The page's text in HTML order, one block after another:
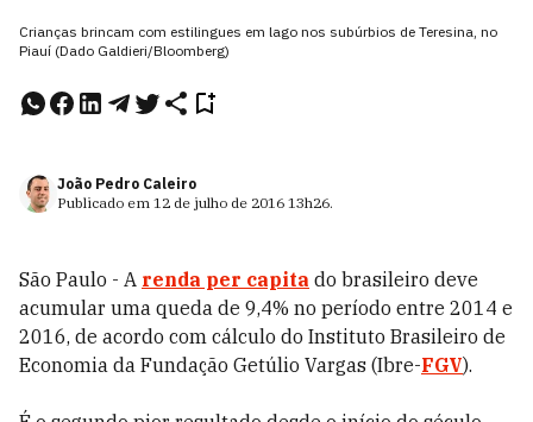
Crianças brincam com estilingues em lago nos subúrbios de Teresina, no
Piauí (Dado Galdieri/Bloomberg)
João Pedro Caleiro
Publicado em 12 de julho de 2016 13h26.
São Paulo - A renda per capita do brasileiro deve
acumular uma queda de 9,4% no período entre 2014 e
2016, de acordo com cálculo do Instituto Brasileiro de
Economia da Fundação Getúlio Vargas (Ibre-FGV).